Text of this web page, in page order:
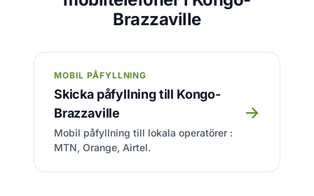
Brazzaville
MOBIL PÅFYLLNING
Skicka påfyllning till Kongo-
Brazzaville
Mobil påfyllning till lokala operatörer :
MTN, Orange, Airtel.
→